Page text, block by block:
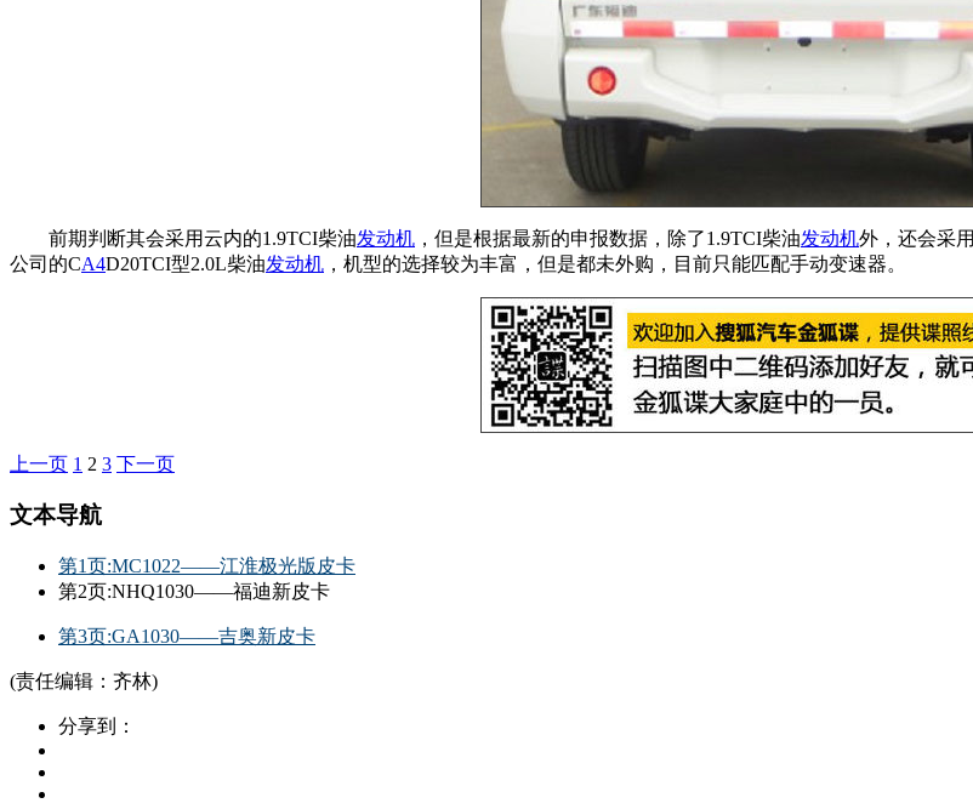
前期判断其会采用云内的1.9TCI柴油发动机 ，但是根据最新的申报数据，除了1.9TCI柴油发动机外，还会采用
公司的CA4D20TCI型2.0L柴油发动机 ，机型的选择较为丰富，但是都未外购，目前只能匹配手动变速器。
上一页 1 2 3 下一页
文本导航
第1页:MC1022——江淮极光版皮卡
第2页:NHQ1030——福迪新皮卡
第3页:GA1030——吉奥新皮卡
(责任编辑：齐林)
分享到：